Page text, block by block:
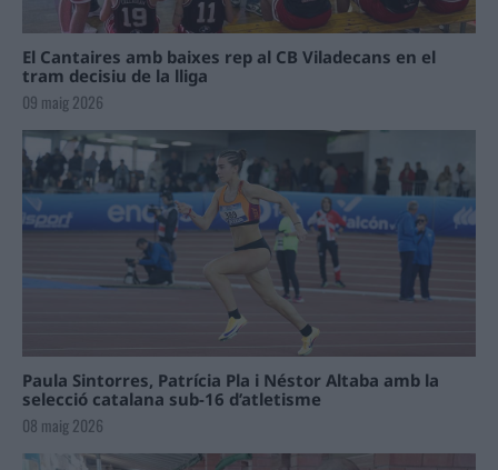
El Cantaires amb baixes rep al CB Viladecans en el
tram decisiu de la lliga
09 maig 2026
Paula Sintorres, Patrícia Pla i Néstor Altaba amb la
selecció catalana sub-16 d’atletisme
08 maig 2026